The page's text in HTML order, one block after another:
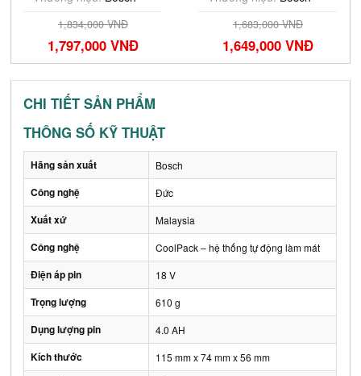
1,834,000 VNĐ
1,797,000 VNĐ
1,683,000 VNĐ
1,649,000 VNĐ
CHI TIẾT SẢN PHẨM
THÔNG SỐ KỸ THUẬT
Hãng sản xuất Bosch
Công nghệ Đức
Xuất xứ Malaysia
Công nghệ CoolPack – hệ thống tự động làm mát
Điện áp pin 18 V
Trọng lượng 610 g
Dụng lượng pin 4.0 AH
Kích thước 115 mm x 74 mm x 56 mm